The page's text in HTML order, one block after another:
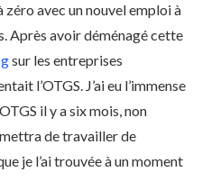
avec un nouvel emploi à
Après avoir déménagé cette
sur les entreprises
l’OTGS. J’ai eu l’immense
il y a six mois, non
de travailler de
je l’ai trouvée à un moment